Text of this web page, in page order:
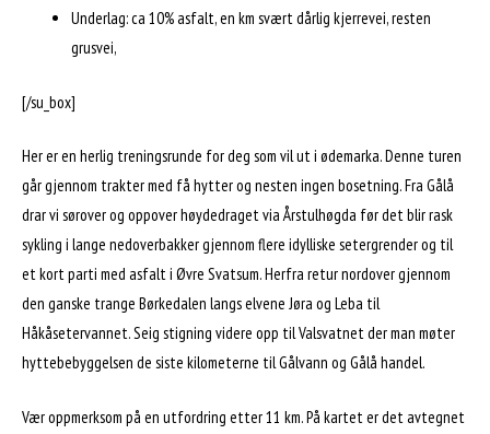
Underlag: ca 10% asfalt, en km svært dårlig kjerrevei, resten
grusvei,
[/su_box]
Her er en herlig treningsrunde for deg som vil ut i ødemarka. Denne turen
går gjennom trakter med få hytter og nesten ingen bosetning. Fra Gålå
drar vi sørover og oppover høydedraget via Årstulhøgda før det blir rask
sykling i lange nedoverbakker gjennom flere idylliske setergrender og til
et kort parti med asfalt i Øvre Svatsum. Herfra retur nordover gjennom
den ganske trange Børkedalen langs elvene Jøra og Leba til
Håkåsetervannet. Seig stigning videre opp til Valsvatnet der man møter
hyttebebyggelsen de siste kilometerne til Gålvann og Gålå handel.
Vær oppmerksom på en utfordring etter 11 km. På kartet er det avtegnet